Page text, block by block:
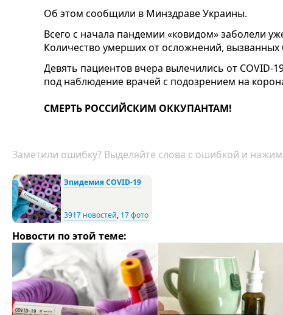
Об этом сообщили в Минздраве Украины.
Всего с начала пандемии «ковидом» заболели
Количество умерших от осложнений,
Девять пациентов вчера вылечились от COVID-
под наблюдение врачей с подозрением на
СМЕРТЬ РОССИЙСКИМ ОККУПАНТАМ!
Заметили ошибку? Выделяйте слова с ошибкой и
Эпидемия COVID-19
3917 новостей, 17 фото
Новости по этой теме: